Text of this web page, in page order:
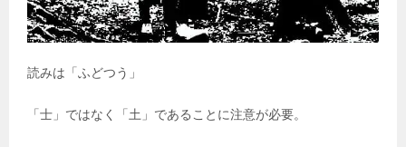
読みは「ふどつう」
「士」ではなく「土」であることに注意が必要。